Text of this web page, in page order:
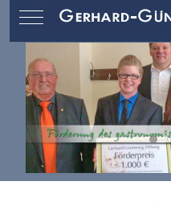
Mobile Menu Toggle